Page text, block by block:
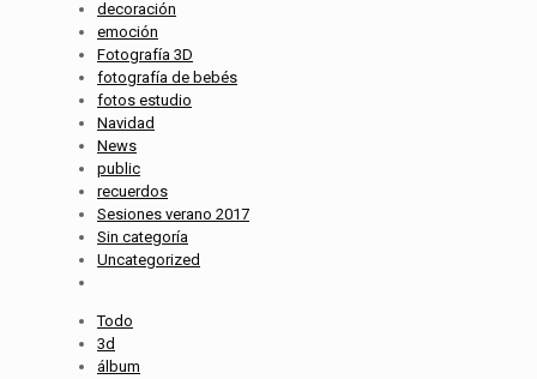
decoración
emoción
Fotografía 3D
fotografía de bebés
fotos estudio
Navidad
News
public
recuerdos
Sesiones verano 2017
Sin categoría
Uncategorized
Todo
3d
álbum